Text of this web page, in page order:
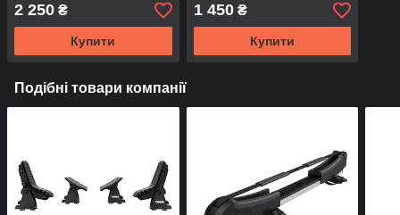
2 250 ₴
Купити
1 450₴
Купити
Подібні товари компанії